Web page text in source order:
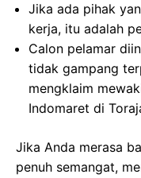
Jika ada pihak
kerja, itu adalah
Calon pelamar
tidak gampang
mengklaim
Indomaret di
Jika Anda merasa
penuh semangat,